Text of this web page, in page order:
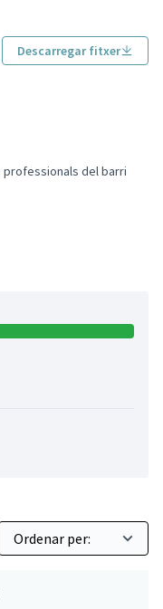
Descarregar fitxer
de promoció de
professionals del barri